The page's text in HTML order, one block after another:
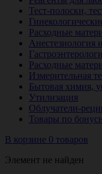
Тест-полоски,
Расходные
Анестезиология
Расходные
Измерительная
Бытовая химия,
Утилизация
Облучатели-
Товары по
В корзине 0 товаров
Элемент не найден